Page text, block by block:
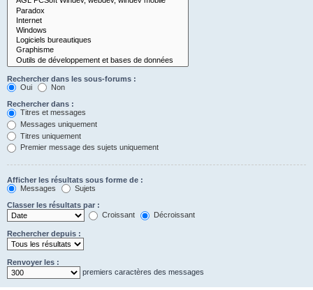
Rechercher dans les sous-forums :
Oui
Non
Rechercher dans :
Titres et messages
Messages uniquement
Titres uniquement
Premier message des sujets uniquement
Afficher les résultats sous forme de :
Messages
Sujets
Classer les résultats par :
Croissant
Décroissant
Rechercher depuis :
Renvoyer les :
premiers caractères des messages